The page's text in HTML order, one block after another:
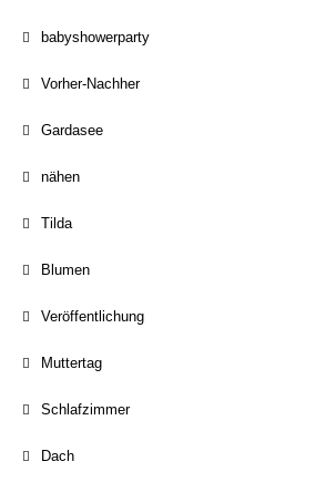
babyshowerparty
Vorher-Nachher
Gardasee
nähen
Tilda
Blumen
Veröffentlichung
Muttertag
Schlafzimmer
Dach